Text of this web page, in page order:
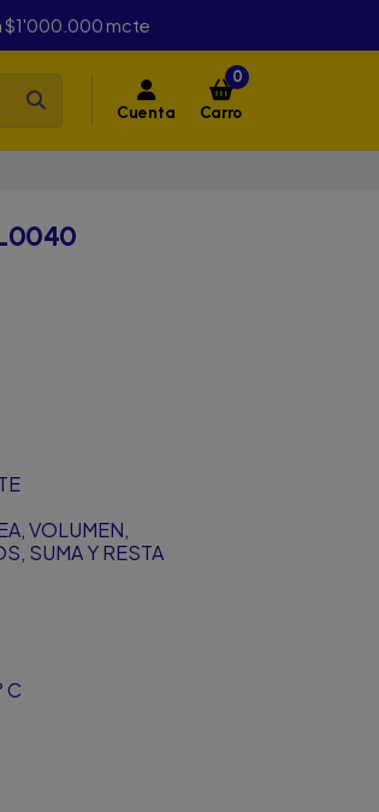
$1'000.000 mcte
Cuenta
0
Carro
VOLUMEN,
SUMA Y RESTA
C